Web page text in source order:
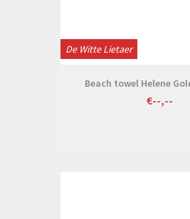
De Witte Lietaer
Beach towel Helene
€--,--